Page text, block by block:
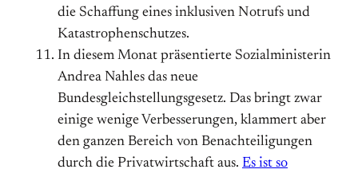
die Schaffung eines inklusiven Notrufs und
Katastrophenschutzes.
In diesem Monat präsentierte Sozialministerin
Andrea Nahles das neue
Bundesgleichstellungsgesetz. Das bringt zwar
einige wenige Verbesserungen, klammert aber
den ganzen Bereich von Benachteiligungen
durch die Privatwirtschaft aus. Es ist so